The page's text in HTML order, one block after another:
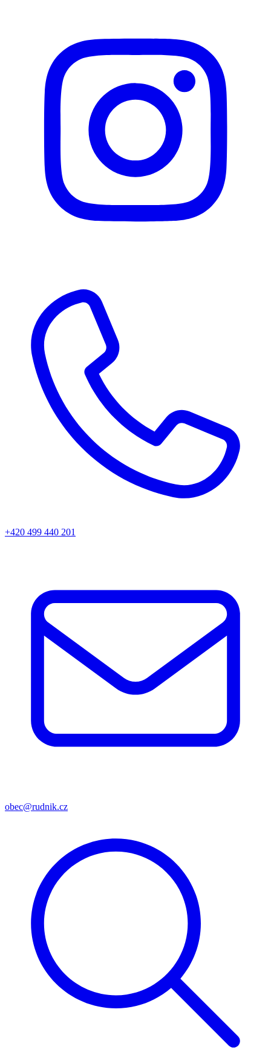
+420 499 440 201
obec@rudnik.cz